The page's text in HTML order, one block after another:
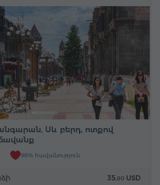
Սև բերդ, ոտքով
98% հավանություն
35.80 USD